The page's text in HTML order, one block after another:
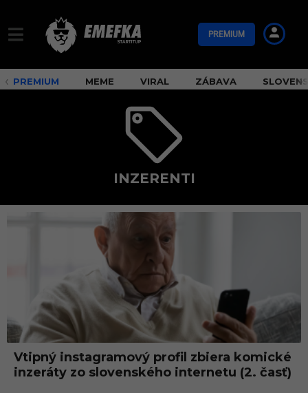
PREMIUM
PREMIUM MEME VIRAL ZÁBAVA
INZERENTI
e
n
tVtipný instagramový profil zbiera komické
inzeráty zo slovenského internetu (2. časť)